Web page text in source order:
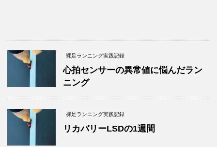
裸足ランニング実践記録
心拍センサーの異常値に悩んだラン
ニング
裸足ランニング実践記録
リカバリーLSDの1週間